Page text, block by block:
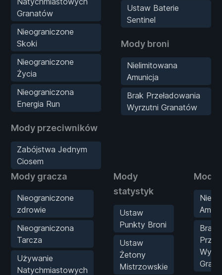
Granatów
Nieograniczone
Skoki
Nieograniczone
Życia
Nieograniczona
Energia Run
Mody przeciwników
Zabójstwa Jednym
Ciosem
Ustaw Baterie
Sentinel
Mody broni
Nielimitowana
Amunicja
Brak Przeładowania
Wyrzutni Granatów
Mody gracza
Nieograniczone
zdrowie
Nieograniczona
Tarcza
Używanie
Natychmiastowych
Mody
statystyk
Ustaw
Punkty Broni
Ustaw
Żetony
Mistrzowskie
Mody
Brak